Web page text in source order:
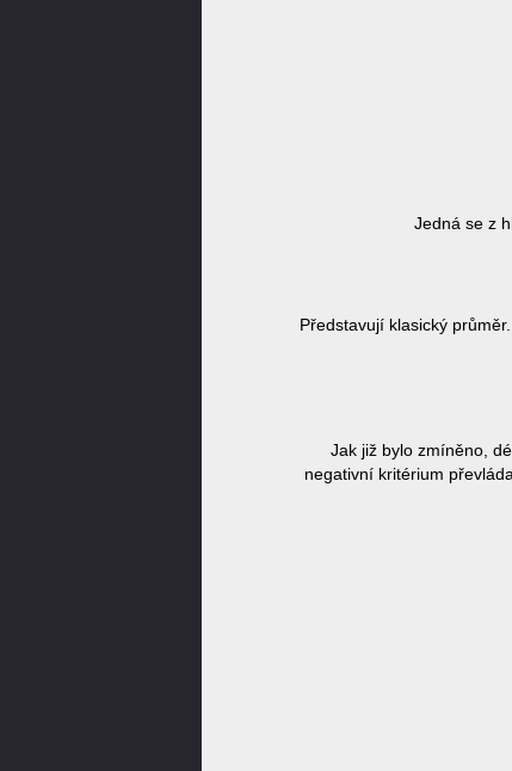
Jedná se z
Představují klasický
Jak již bylo zmíněno,
negativní kritérium